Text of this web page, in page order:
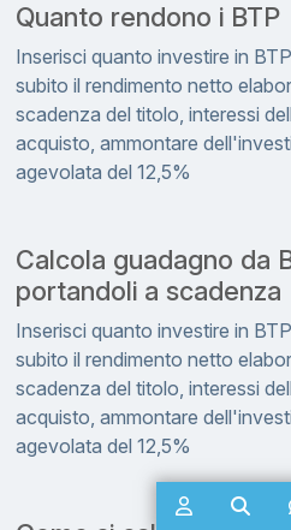
Quanto rendono i BTP
Inserisci quanto investire in
subito il rendimento netto
scadenza del titolo, interessi
acquisto, ammontare
agevolata del 12,5%
Calcola guadagno da
portandoli a scadenza
Inserisci quanto investire in
subito il rendimento netto
scadenza del titolo, interessi
acquisto, ammontare
agevolata del 12,5%